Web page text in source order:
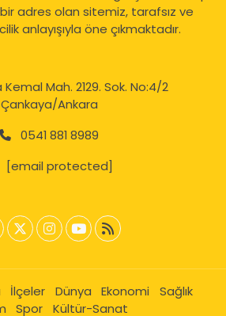
adres olan sitemiz, tarafsız ve
anlayışıyla öne çıkmaktadır.
Mah. 2129. Sok. No:4/2
Çankaya/Ankara
0541 881 8989
[email protected]
İlçeler Dünya Ekonomi
Sağlık
Spor Kültür-Sanat